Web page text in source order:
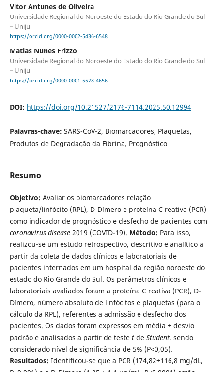
Vitor Antunes de Oliveira
Universidade Regional do Noroeste do Estado do Rio Grande do Sul
– Unijuí
https://orcid.org/0000-0002-5436-6548
Matias Nunes Frizzo
Universidade Regional do Noroeste do Estado do Rio Grande do Sul
– Unijuí
https://orcid.org/0000-0001-5578-4656
DOI: https://doi.org/10.21527/2176-7114.2025.50.12994
Palavras-chave: SARS-CoV-2, Biomarcadores, Plaquetas,
Produtos de Degradação da Fibrina, Prognóstico
Resumo
Objetivo: Avaliar os biomarcadores relação
plaqueta/linfócito (RPL), D-Dímero e proteína C reativa (PCR)
como indicador de prognóstico e desfecho de pacientes com
coronavírus disease2019 (COVID-19). Método: Para isso,
realizou-se um estudo retrospectivo, descritivo e analítico a
partir da coleta de dados clínicos e laboratoriais de
pacientes internados em um hospital da região noroeste do
estado do Rio Grande do Sul. Os parâmetros clínicos e
laboratoriais avaliados foram a proteína C reativa (PCR), D-
Dímero, número absoluto de linfócitos e plaquetas (para o
cálculo da RPL), referentes a admissão e desfecho dos
pacientes. Os dados foram expressos em média ± desvio
padrão e analisados a partir de teste tde Student, sendo
considerado nível de significância de 5% (P<0,05).
Resultados: Identificou-se que a PCR (174,82±116,8 mg/dL,